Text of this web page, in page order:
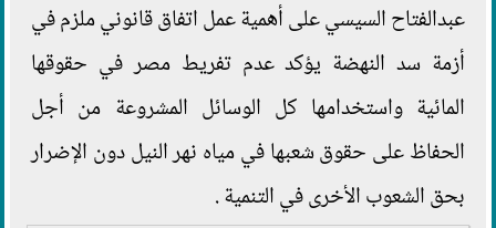
عبدالفتاح السيسي على أهمية عمل اتفاق قانوني ملزم في
أزمة سد النهضة يؤكد عدم تفريط مصر في حقوقها
المائية واستخدامها كل الوسائل المشروعة من أجل
الحفاظ على حقوق شعبها في مياه نهر النيل دون الإضرار
بحق الشعوب الأخرى في التنمية .